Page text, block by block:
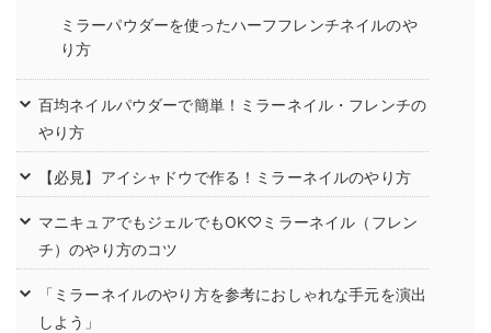
ミラーパウダーを使ったハーフフレンチネイルのや
り方
百均ネイルパウダーで簡単！ミラーネイル・フレンチの
やり方
【必見】アイシャドウで作る！ミラーネイルのやり方
マニキュアでもジェルでもOK♡ミラーネイル（フレン
チ）のやり方のコツ
「ミラーネイルのやり方を参考におしゃれな手元を演出
しよう」